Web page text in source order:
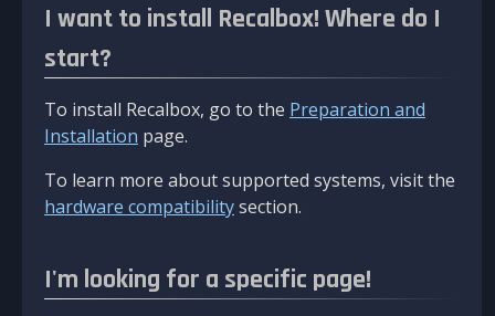
I want to install Recalbox! Where do I
start?
To install Recalbox, go to the Preparation and
Installation page.
To learn more about supported systems, visit the
hardware compatibilitysection.
I'm looking for a specific page!